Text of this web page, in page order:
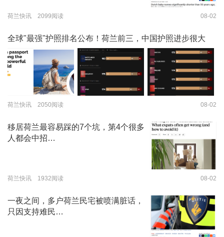
荷兰快讯 2099阅读 08-02
全球"最强"护照排名公布！荷兰前三，中国护照进步很大
荷兰快讯 2050阅读 08-02
移居荷兰最容易踩的7个坑，第4个很多
人都会中招…
荷兰快讯 1932阅读 08-02
一夜之间，多户荷兰民宅被喷满脏话，
只因支持难民…